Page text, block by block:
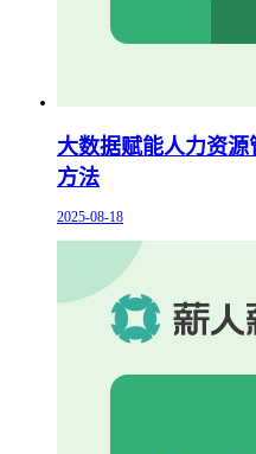
大数据赋能人力资
方法
2025-08-18